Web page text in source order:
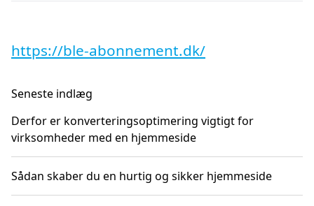
https://ble-abonnement.dk/
Seneste indlæg
Derfor er konverteringsoptimering vigtigt for
virksomheder med en hjemmeside
Sådan skaber du en hurtig og sikker hjemmeside